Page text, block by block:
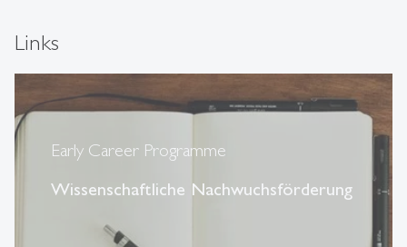
Links
Early Career Programme
Wissenschaftliche Nachwuchsförderung